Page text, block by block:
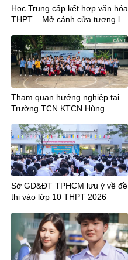
Học Trung cấp kết hợp văn hóa
THPT – Mở cánh cửa tương lai
Tham quan hướng nghiệp tại
Trường TCN KTCN Hùng
THCS Chu Văn An và THCS
Hậu Giang
Sở GD&ĐT TPHCM lưu ý về đề
thi vào lớp 10 THPT 2026